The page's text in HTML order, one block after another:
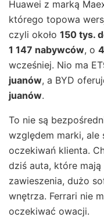
Huawei z marką
którego topowa
czyli około 150 tys.
1 147 nabywców, o
wcześniej. Nio ma
juanów, a BYD
juanów.
To nie są
względem marki, ale
oczekiwań klienta.
dziś auta, które
zawieszenia, dużo
wnętrza. Ferrari nie
oczekiwać owacji.